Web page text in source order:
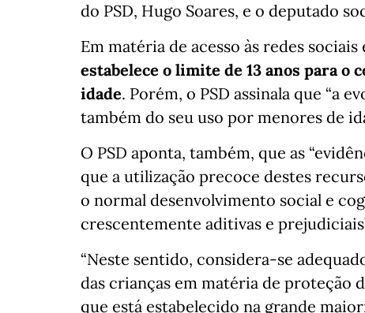
do PSD, Hugo Soares, e o deputado
Em matéria de acesso às redes
estabelece o limite de 13 anos para o
idade. Porém, o PSD assinala que “a
também do seu uso por menores de
O PSD aponta, também, que as
que a utilização precoce destes
o normal desenvolvimento social e
crescentemente aditivas e
“Neste sentido, considera-se
das crianças em matéria de proteção
que está estabelecido na grande